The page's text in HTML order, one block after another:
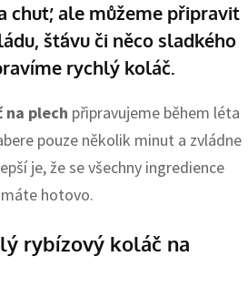
chuť, ale můžeme připravit
šťávu či něco sladkého
rychlý koláč.
na plech připravujeme během léta
pouze několik minut a zvládne
je, že se všechny ingredience
hotovo.
rybízový koláč na